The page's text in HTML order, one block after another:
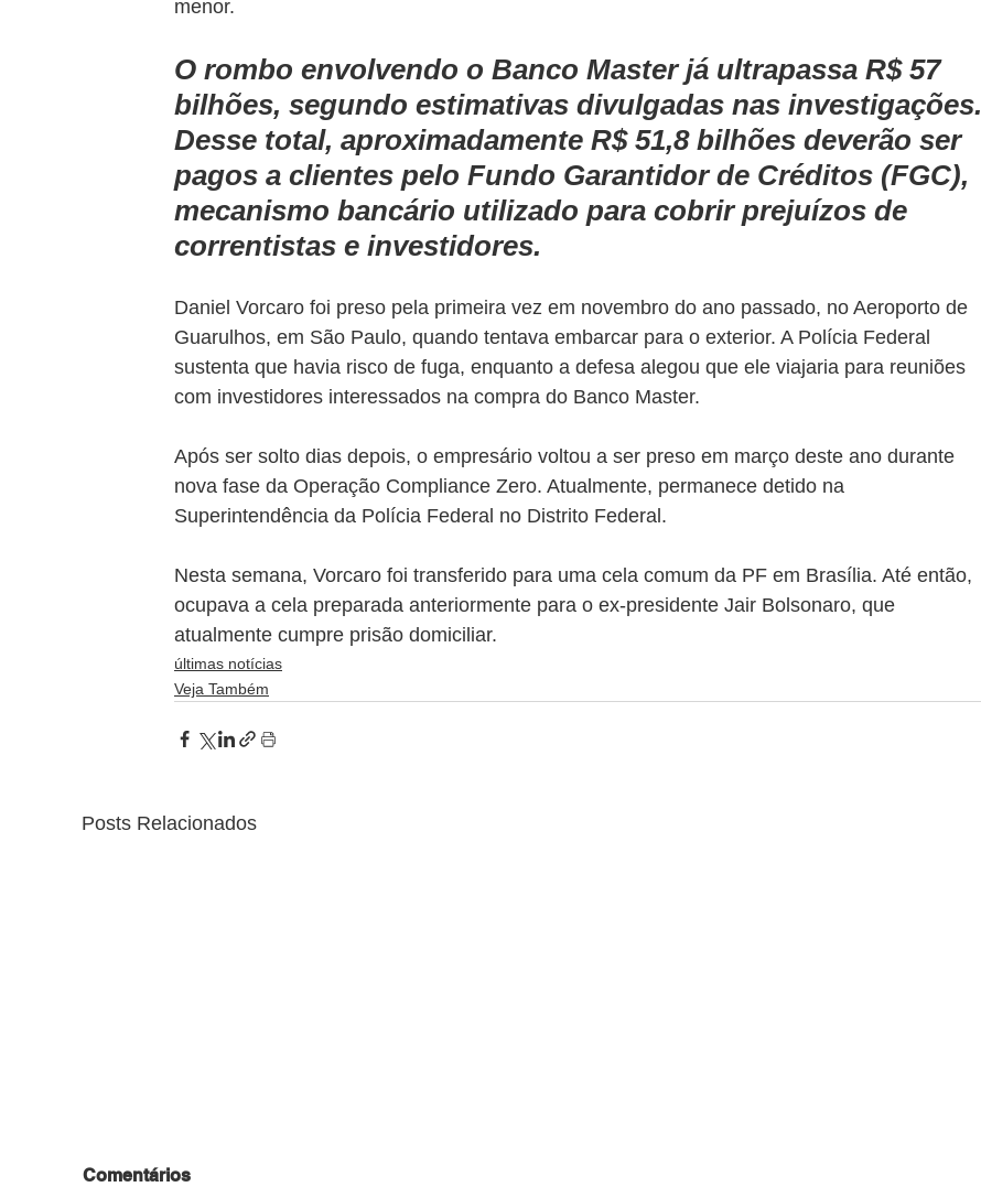
menor.
O rombo envolvendo o Banco Master já ultrapassa R$ 57
bilhões, segundo estimativas divulgadas nas investigações.
Desse total, aproximadamente R$ 51,8 bilhões deverão ser
pagos a clientes pelo Fundo Garantidor de Créditos (FGC),
mecanismo bancário utilizado para cobrir prejuízos de
correntistas e investidores.
Daniel Vorcaro foi preso pela primeira vez em novembro do ano passado, no Aeroporto de
Guarulhos, em São Paulo, quando tentava embarcar para o exterior. A Polícia Federal
sustenta que havia risco de fuga, enquanto a defesa alegou que ele viajaria para reuniões
com investidores interessados na compra do Banco Master.
Após ser solto dias depois, o empresário voltou a ser preso em março deste ano durante
nova fase da Operação Compliance Zero. Atualmente, permanece detido na
Superintendência da Polícia Federal no Distrito Federal.
Nesta semana, Vorcaro foi transferido para uma cela comum da PF em Brasília. Até então,
ocupava a cela preparada anteriormente para o ex-presidente Jair Bolsonaro, que
atualmente cumpre prisão domiciliar.
últimas notícias
Veja Também
Posts Relacionados
Comentários